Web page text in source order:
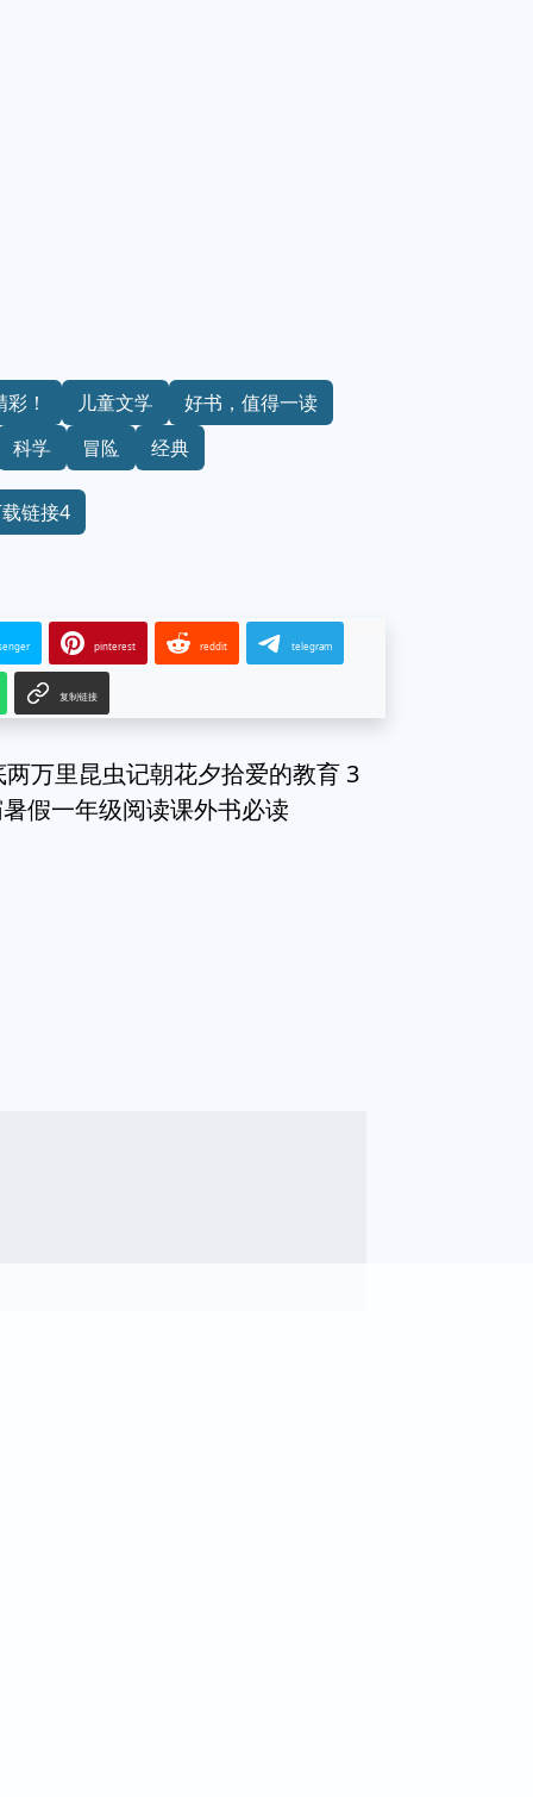
！ 儿童文学
好书，值得一读
科学
冒险 经典
链接4
pinterest reddit telegram
复制链接
万里昆虫记朝花夕拾爱的教育 3
假一年级阅读课外书必读